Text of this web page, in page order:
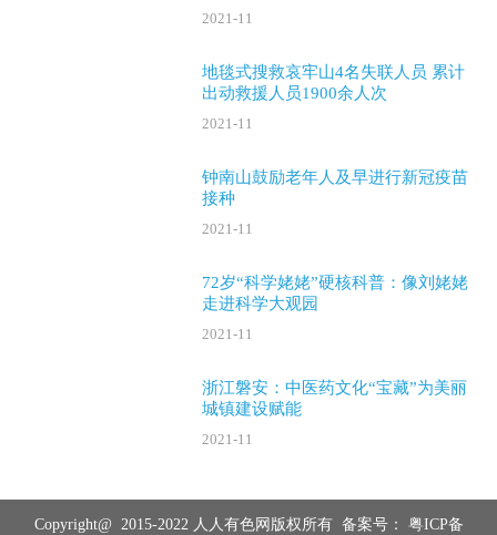
2021-11
地毯式搜救哀牢山4名失联人员 累计
出动救援人员1900余人次
2021-11
钟南山鼓励老年人及早进行新冠疫苗
接种
2021-11
72岁“科学姥姥”硬核科普：像刘姥姥
走进科学大观园
2021-11
浙江磐安：中医药文化“宝藏”为美丽
城镇建设赋能
2021-11
Copyright@ 2015-2022 人人有色网版权所有 备案号： 粤ICP备